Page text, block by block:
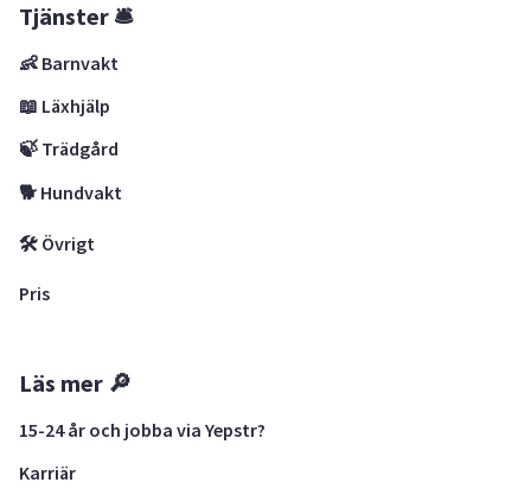
Tjänster 🛎
👶 Barnvakt
📖 Läxhjälp
🍃 Trädgård
🐕 Hundvakt
🛠 Övrigt
Pris
Läs mer 🔎
15-24 år och jobba via Yepstr?
Karriär